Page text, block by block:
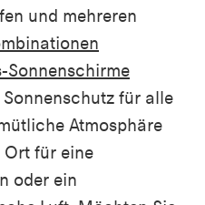
und mehreren
Sonnenschirme
für alle
Atmosphäre
Ort für eine
oder ein